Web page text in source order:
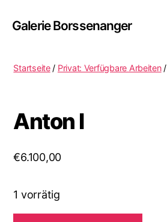
Galerie Borssenanger
Startseite/ Privat: Verfügbare Arbeiten/
Anton I
€6.100,00
1 vorrätig